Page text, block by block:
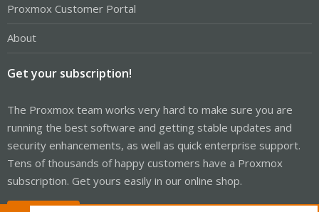
Proxmox Customer Portal
About
Get your subscription!
The Proxmox team works very hard to make sure you are
running the best software and getting stable updates and
security enhancements, as well as quick enterprise support.
Tens of thousands of happy customers have a Proxmox
subscription. Get yours easily in our online shop.